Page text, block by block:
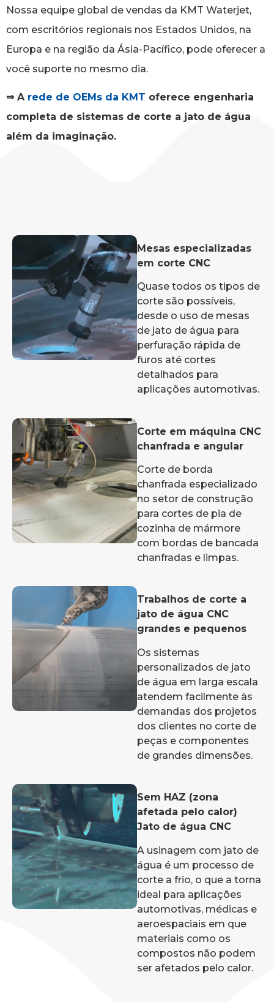
Nossa equipe global de vendas da KMT Waterjet,
com escritórios regionais nos Estados Unidos, na
Europa e na região da Ásia-Pacífico, pode oferecer a
você suporte no mesmo dia.
⇒ A rede de OEMs da KMT oferece engenharia
completa de sistemas de corte a jato de água
além da imaginação.
Mesas especializadas
em corte CNC
Quase todos os tipos de
corte são possíveis,
desde o uso de mesas
de jato de água para
perfuração rápida de
furos até cortes
detalhados para
aplicações automotivas.
Corte em máquina CNC
chanfrada e angular
Corte de borda
chanfrada especializado
no setor de construção
para cortes de pia de
cozinha de mármore
com bordas de bancada
chanfradas e limpas.
Trabalhos de corte a
jato de água CNC
grandes e pequenos
Os sistemas
personalizados de jato
de água em larga escala
atendem facilmente às
demandas dos projetos
dos clientes no corte de
peças e componentes
de grandes dimensões.
Sem HAZ (zona
afetada pelo calor)
Jato de água CNC
A usinagem com jato de
água é um processo de
corte a frio, o que a torna
ideal para aplicações
automotivas, médicas e
aeroespaciais em que
materiais como os
compostos não podem
ser afetados pelo calor.